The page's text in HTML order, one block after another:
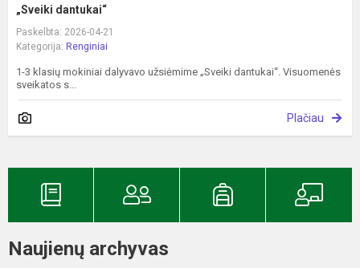
„Sveiki dantukai“
Paskelbta: 2026-04-21
Kategorija: Renginiai
1-3 klasių mokiniai dalyvavo užsiėmime „Sveiki dantukai“. Visuomenės
sveikatos s...
Plačiau
Naujienų archyvas